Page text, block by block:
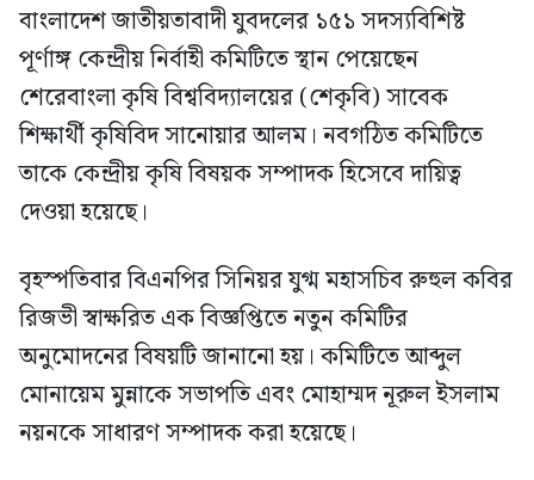
বাংলাদেশ জাতীয়তাবাদী যুবদলের ১৫১ সদস্যবিশিষ্ট
পূর্ণাঙ্গ কেন্দ্রীয় নির্বাহী কমিটিতে স্থান পেয়েছেন
শেরেবাংলা কৃষি বিশ্ববিদ্যালয়ের (শেকৃবি) সাবেক
শিক্ষার্থী কৃষিবিদ সানোয়ার আলম। নবগঠিত কমিটিতে
তাকে কেন্দ্রীয় কৃষি বিষয়ক সম্পাদক হিসেবে দায়িত্ব
দেওয়া হয়েছে।
বৃহস্পতিবার বিএনপির সিনিয়র যুগ্ম মহাসচিব রুহুল কবির
রিজভী স্বাক্ষরিত এক বিজ্ঞপ্তিতে নতুন কমিটির
অনুমোদনের বিষয়টি জানানো হয়। কমিটিতে আব্দুল
মোনায়েম মুন্নাকে সভাপতি এবং মোহাম্মদ নূরুল ইসলাম
নয়নকে সাধারণ সম্পাদক করা হয়েছে।